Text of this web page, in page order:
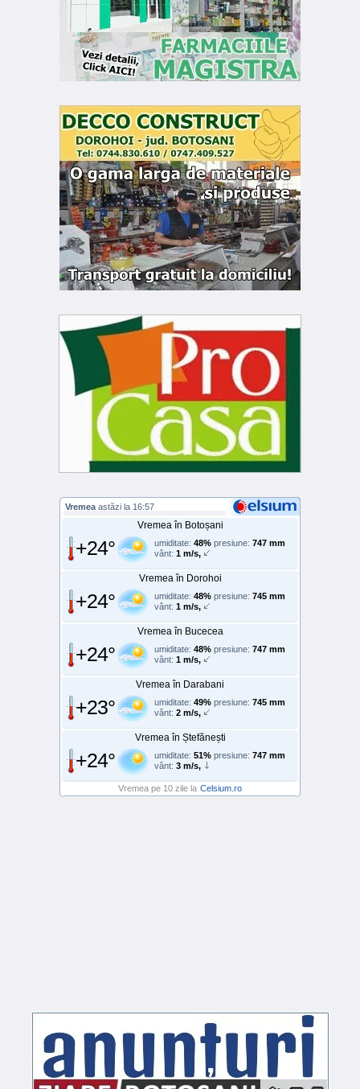
Vremea astăzi la 16:57
Vremea în Botoșani
+24° umiditate: 48% presiune: 747 mm
vânt: 1 m/s,
Vremea în Dorohoi
+24° umiditate: 48% presiune: 745 mm
vânt: 1 m/s,
Vremea în Bucecea
+24° umiditate: 48% presiune: 747 mm
vânt: 1 m/s,
Vremea în Darabani
+23° umiditate: 49% presiune: 745 mm
vânt: 2 m/s,
Vremea în Ștefănești
+24° umiditate: 51% presiune: 747 mm
vânt: 3 m/s,
Vremea pe 10 zile la Celsium.ro